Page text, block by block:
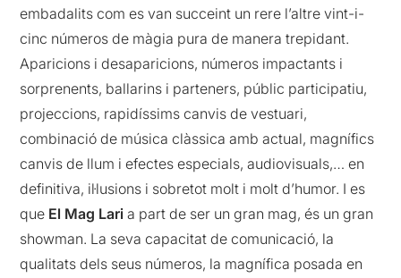
embadalits com es van succeint un rere l’altre vint-i-
cinc números de màgia pura de manera trepidant.
Aparicions i desaparicions, números impactants i
sorprenents, ballarins i parteners, públic participatiu,
projeccions, rapidíssims canvis de vestuari,
combinació de música clàssica amb actual, magnífics
canvis de llum i efectes especials, audiovisuals,… en
definitiva, il·lusions i sobretot molt i molt d’humor. I es
que El Mag Lari a part de ser un gran mag, és un gran
showman. La seva capacitat de comunicació, la
qualitats dels seus números, la magnífica posada en